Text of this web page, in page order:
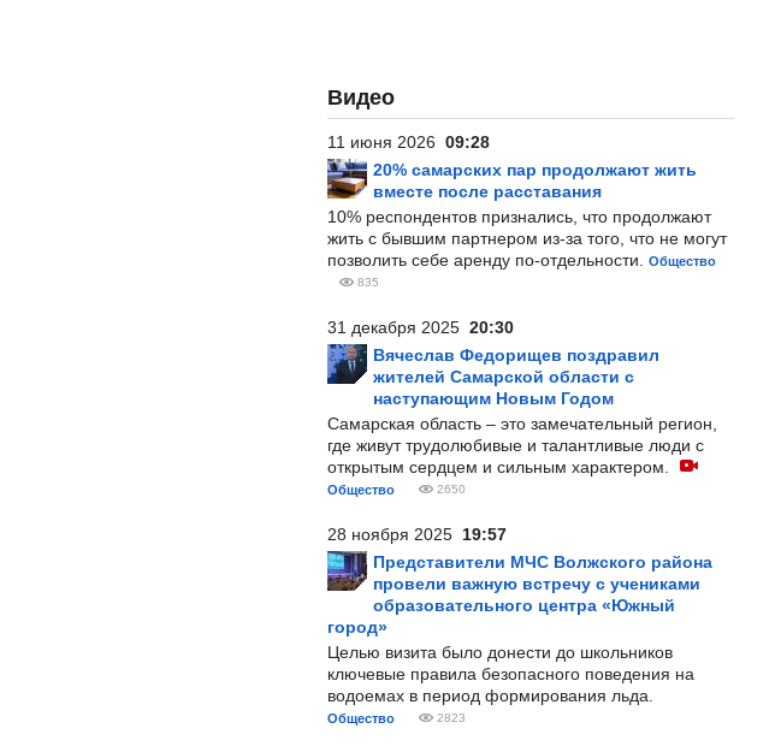
Видео
11 июня 2026 09:28
20% самарских пар продолжают жить
вместе после расставания
10% респондентов признались, что продолжают
жить с бывшим партнером из-за того, что не могут
позволить себе аренду по-отдельности.
Общество
835
31 декабря 2025 20:30
Вячеслав Федорищев поздравил
жителей Самарской области с
наступающим Новым Годом
Самарская область – это замечательный регион,
где живут трудолюбивые и талантливые люди с
открытым сердцем и сильным характером.
Общество 2650
28 ноября 2025 19:57
Представители МЧС Волжского района
провели важную встречу с учениками
образовательного центра «Южный
город»
Целью визита было донести до школьников
ключевые правила безопасного поведения на
водоемах в период формирования льда.
Общество 2823